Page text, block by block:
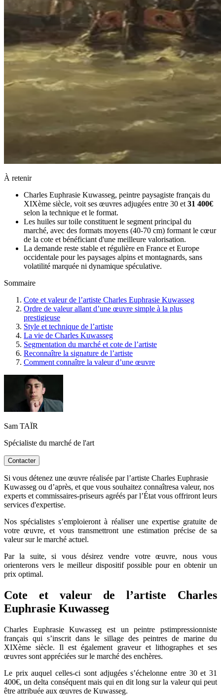
À retenir
Charles Euphrasie Kuwasseg, peintre paysagiste français du
XIXème siècle, voit ses œuvres adjugées entre 30 et 31 400€
selon la technique et le format.
Les huiles sur toile constituent le segment principal du
marché, avec des formats moyens (40-70 cm) formant le cœur
de la cote et bénéficiant d'une meilleure valorisation.
La demande reste stable et régulière en France et Europe
occidentale pour les paysages alpins et montagnards, sans
volatilité marquée ni dynamique spéculative.
Sommaire
Cote et valeur de l’artiste Charles Euphrasie Kuwasseg
Ordre de valeur allant d’une œuvre simple à la plus
prestigieuse
Style et technique de l’artiste
La vie de Charles Kuwasseg
Segmentation du marché et cote de l’artiste
Reconnaître la signature de l’artiste
Comment connaître la valeur d’une œuvre
Sam TAÏR
Spécialiste du marché de l'art
Contacter
Si vous détenez une œuvre réalisée par l’artiste Charles Euphrasie
Kuwasseg ou d’après, et que vous souhaitez connaîtresa valeur, nos
experts et commissaires-priseurs agréés par l’État vous offriront leurs
services d'expertise.
Nos spécialistes s’emploieront à réaliser une expertise gratuite de
votre œuvre, et vous transmettront une estimation précise de sa
valeur sur le marché actuel.
Par la suite, si vous désirez vendre votre œuvre, nous vous
orienterons vers le meilleur dispositif possible pour en obtenir un
prix optimal.
Cote et valeur de l’artiste Charles
Euphrasie Kuwasseg
Charles Euphrasie Kuwasseg est un peintre pstimpressionniste
français qui s’inscrit dans le sillage des peintres de marine du
XIXème siècle. Il est également graveur et lithographes et ses
œuvres sont appréciées sur le marché des enchères.
Le prix auquel celles-ci sont adjugées s’échelonne entre 30 et 31
400€, un delta conséquent mais qui en dit long sur la valeur qui peut
être attribuée aux œuvres de Kuwasseg.